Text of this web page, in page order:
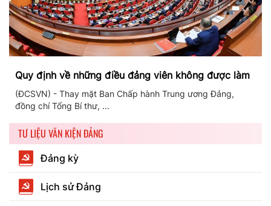
Quy định về những điều đảng viên không được làm
(ĐCSVN) - Thay mặt Ban Chấp hành Trung ương Đảng,
đồng chí Tổng Bí thư, ...
TƯ LIỆU VĂN KIỆN ĐẢNG
Đảng kỳ
Lịch sử Đảng